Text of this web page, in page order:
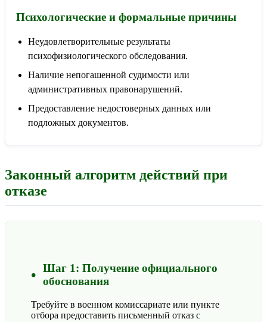
Психологические и формальные причины
Неудовлетворительные результаты
психофизиологического обследования.
Наличие непогашенной судимости или
административных правонарушений.
Предоставление недостоверных данных или
подложных документов.
Законный алгоритм действий при
отказе
Шаг 1: Получение официального
обоснования
Требуйте в военном комиссариате или пункте
отбора предоставить письменный отказ с